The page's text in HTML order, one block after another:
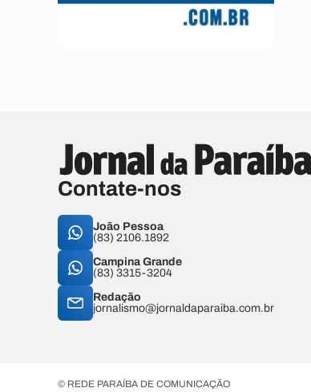
Contate-nos
João Pessoa
(83) 2106.1892
Campina Grande
(83) 3315-3204
Redação
jornalismo@jornaldaparaiba.com.br
© REDE PARAÍBA DE COMUNICAÇÃO